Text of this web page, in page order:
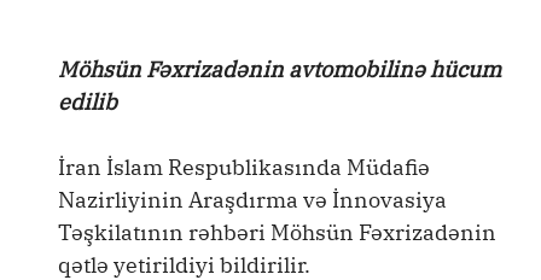
Möhsün Fəxrizadənin avtomobilinə hücum
edilib
İran İslam Respublikasında Müdafiə
Nazirliyinin Araşdırma və İnnovasiya
Təşkilatının rəhbəri Möhsün Fəxrizadənin
qətlə yetirildiyi bildirilir.